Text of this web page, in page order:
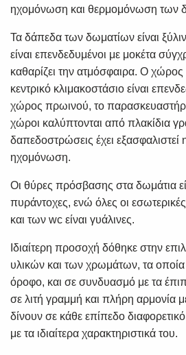
ηχομόνωση και θερμομόνωση των
Τα δάπεδα των δωματίων είναι
είναι επενδεδυμένοι με μοκέτα
καθαρίζει την ατμόσφαιρα. Ο
κεντρικό κλιμακοστάσιο είναι
χώρος πρωινού, το
χώροι καλύπτονται από πλακίδια
δαπεδοστρώσεις έχει εξασφαλιστεί
ηχομόνωση.
Οι θύρες πρόσβασης στα δωμάτια
πυράντοχες, ενώ όλες οι
και των wc είναι γυάλινες.
Ιδιαίτερη προσοχή δόθηκε στην
υλικών και των χρωμάτων, τα
όροφο, και σε συνδυασμό με τα
σε λιτή γραμμή και πλήρη αρμονία
δίνουν σε κάθε επίπεδο
με τα ιδιαίτερα χαρακτηριστικά του.